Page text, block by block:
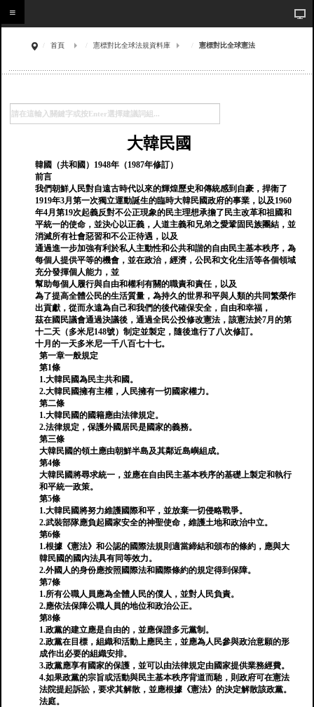
首頁 憲標對比全球法規資料庫 憲標對比全球憲法
大韓民國
韓國（共和國）1948年（1987年修訂）
前言
我們朝鮮人民對自遠古時代以來的輝煌歷史和傳統感到自豪，捍衛了
1919年3月第一次獨立運動誕生的臨時大韓民國政府的事業，以及1960
年4月第19次起義反對不公正現象的民主理想承擔了民主改革和祖國和
平統一的使命，並決心以正義，人道主義和兄弟之愛鞏固民族團結，並
消滅所有社會惡習和不公正待遇，以及
通過進一步加強有利於私人主動性和公共和諧的自由民主基本秩序，為
每個人提供平等的機會，並在政治，經濟，公民和文化生活等各個領域
充分發揮個人能力，並
幫助每個人履行與自由和權利有關的職責和責任，以及
為了提高全體公民的生活質量，為持久的世界和平與人類的共同繁榮作
出貢獻，從而永遠為自己和我們的後代確保安全，自由和幸福，
茲在國民議會通過決議後，通過全民公投修改憲法，該憲法於7月的第
十二天（多米尼148號）制定並製定，隨後進行了八次修訂。
十月的一天多米尼一千八百七十七。
第一章一般規定
第1條
1.大韓民國為民主共和國。
2.大韓民國擁有主權，人民擁有一切國家權力。
第二條
1.大韓民國的國籍應由法律規定。
2.法律規定，保護外國居民是國家的義務。
第三條
大韓民國的領土應由朝鮮半島及其鄰近島嶼組成。
第4條
大韓民國將尋求統一，並應在自由民主基本秩序的基礎上製定和執行
和平統一政策。
第5條
1.大韓民國將努力維護國際和平，並放棄一切侵略戰爭。
2.武裝部隊應負起國家安全的神聖使命，維護土地和政治中立。
第6條
1.根據《憲法》和公認的國際法規則適當締結和頒布的條約，應與大
韓民國的國內法具有同等效力。
2.外國人的身份應按照國際法和國際條約的規定得到保障。
第7條
1.所有公職人員應為全體人民的僕人，並對人民負責。
2.應依法保障公職人員的地位和政治公正。
第8條
1.政黨的建立應是自由的，並應保證多元黨制。
2.政黨在目標，組織和活動上應民主，並應為人民參與政治意願的形
成作出必要的組織安排。
3.政黨應享有國家的保護，並可以由法律規定由國家提供業務經費。
4.如果政黨的宗旨或活動與民主基本秩序背道而馳，則政府可在憲法
法院提起訴訟，要求其解散，並應根據《憲法》的決定解散該政黨。
法庭。